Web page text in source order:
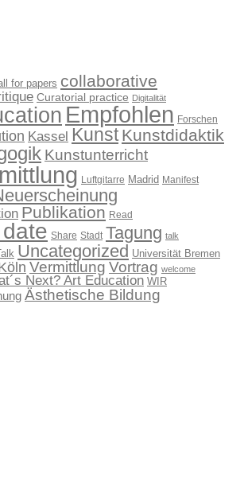
for papers collaborative
Curatorial practice Digitalität
Empfohlen Forschen
Kassel Kunst Kunstdidaktik
Kunstunterricht
Luftgitarre Madrid Manifest
Publikation Read
Share Stadt Tagung talk
Uncategorized Universität Bremen
Vermittlung Vortrag welcome
Next? Art Education WIR
Ästhetische Bildung